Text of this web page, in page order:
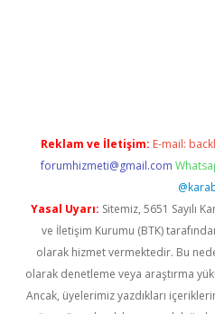
Reklam ve İletişim: E-mail:
forumhizmeti@gmail.com
Yasal Uyarı: Sitemiz, 5651 Sayılı
ve İletişim Kurumu (BTK)
olarak hizmet vermektedir. Bu
olarak denetleme veya araştırma
Ancak, üyelerimiz yazdıkları